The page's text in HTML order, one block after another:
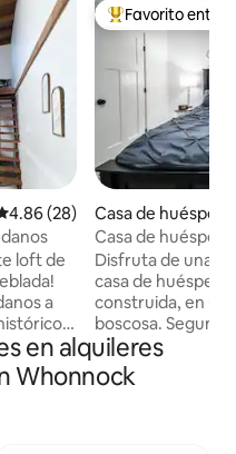
promedio: 4.86 de
4.86 (28)
loft de
a
suite
Favorito entre
Favorito entre
Casa de
sford
Casa de
tamaño king de
bosque
Disfruta de una
casa de
construida, en
boscosa.
espacioso con
todo enclavado
Moderno y
en alquileres
Whonnock